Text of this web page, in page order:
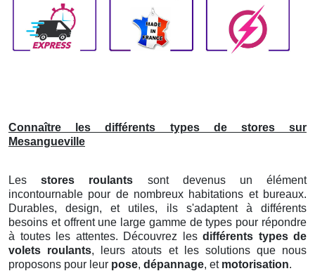
Connaître les différents types de stores sur
Mesangueville
Lesstores roulants sont devenus un élément
incontournable pour de nombreux habitations et bureaux.
Durables, design, et utiles, ils s'adaptent à différents
besoins et offrent une large gamme de types pour répondre
à toutes les attentes. Découvrez les différents types de
volets roulants, leurs atouts et les solutions que nous
proposons pour leur pose, dépannage, et motorisation.